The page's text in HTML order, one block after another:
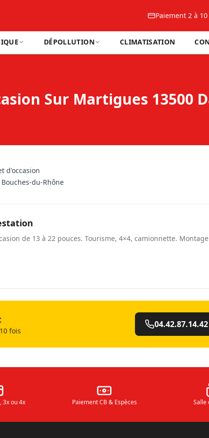
Paiement 2 à
DÉPOLLUTION CLIMATISATION
Sur Martigues 13500
d'occasion
du-Rhône
de 13 à 22 pouces. Tourisme, 4×4, camionnette. Montage
fois
04.42.87.14.42
3x ou 4x Paiement CB & Espèces Salle